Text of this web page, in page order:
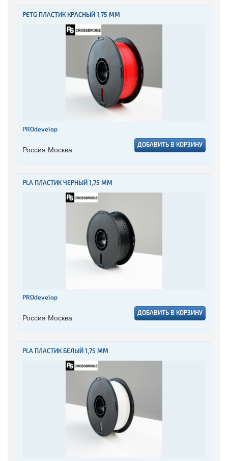
PETG ПЛАСТИК КРАСНЫЙ 1,75 ММ
PROdevelop
Россия Москва ДОБАВИТЬ В КОРЗИНУ
PLA ПЛАСТИК ЧЕРНЫЙ 1,75 ММ
PROdevelop
Россия Москва ДОБАВИТЬ В КОРЗИНУ
PLA ПЛАСТИК БЕЛЫЙ 1,75 ММ